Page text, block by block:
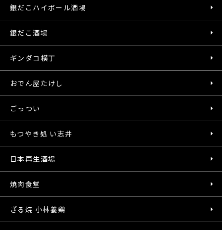
銀だこハイボール酒場
銀だこ酒場
ギンダコ横丁
おでん屋たけし
ごっつい
もつやき処 い志井
日本再生酒場
焼肉食堂
ざる焼 小林養鶏